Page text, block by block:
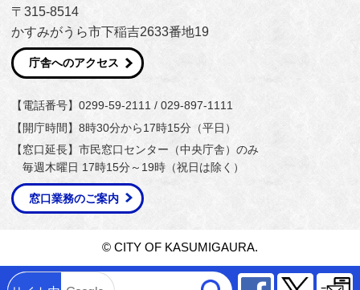
Facebook
〒315-8514
かすみがうら市下稲吉2633番地19
庁舎へのアクセス
【電話番号】0299-59-2111 / 029-897-1111
【開庁時間】8時30分から17時15分（平日）
【窓口延長】市民窓口センター（中央庁舎）のみ
毎週木曜日 17時15分～19時（祝日は除く）
窓口業務のご案内
© CITY OF KASUMIGAURA.